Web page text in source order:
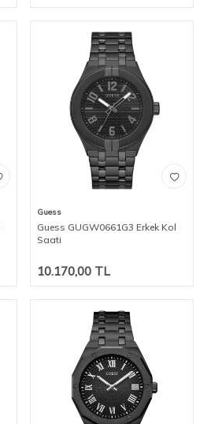
Guess
Guess GUGW0661G3 Erkek Kol
Saati
10.170,00 TL